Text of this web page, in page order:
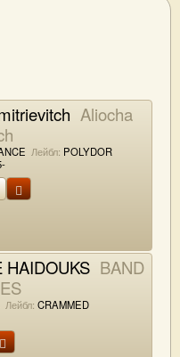
Aliocha
Лейбл: POLYDOR
HAIDOUKS BAND
Лейбл: CRAMMED